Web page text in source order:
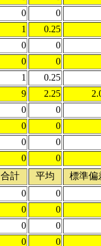
0
0
1 0.25
0
0
0 0
1
0.25
9 2.25
0
0
0 0
0
0
0 0
合計 平均 標準偏
0
0
0 0
0
0
0 0